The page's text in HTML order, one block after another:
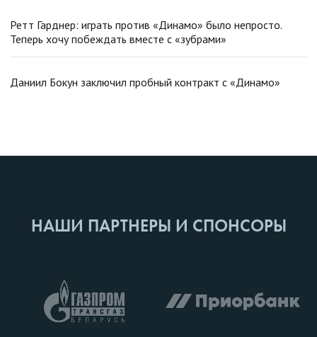
Ретт Гарднер: играть против «Динамо» было непросто.
Теперь хочу побеждать вместе с «зубрами»
Даниил Бокун заключил пробный контракт с «Динамо»
НАШИ ПАРТНЕРЫ И СПОНСОРЫ